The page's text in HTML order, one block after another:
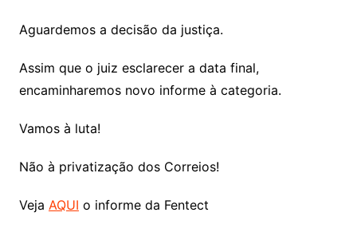
Aguardemos a decisão da justiça.
Assim que o juiz esclarecer a data final,
encaminharemos novo informe à categoria.
Vamos à luta!
Não à privatização dos Correios!
Veja AQUI o informe da Fentect